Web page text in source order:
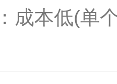
：成本低(单